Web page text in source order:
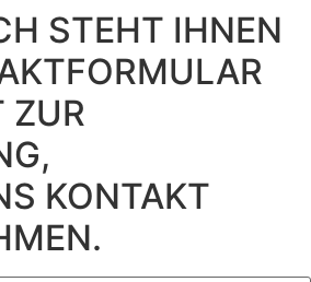
STEHT IHNEN
ZUR
KONTAKT